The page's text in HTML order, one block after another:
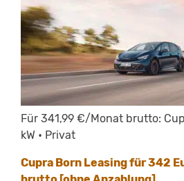
Für 341,99 €/Monat brutto:
kW • Privat
Cupra Born Leasing für 342